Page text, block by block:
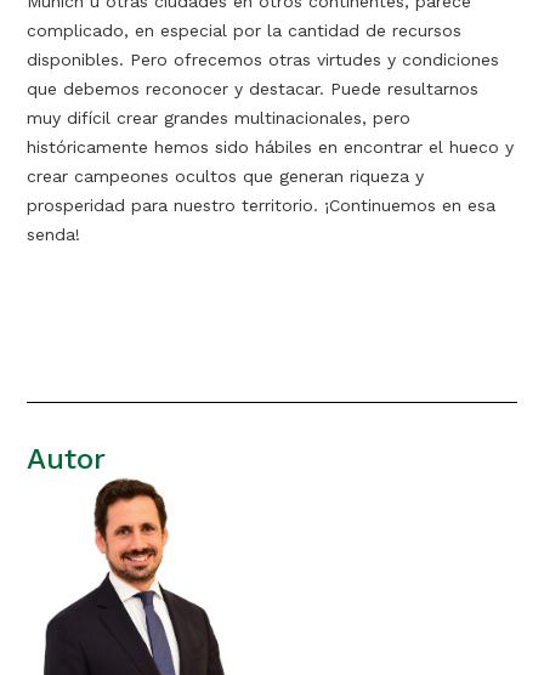
complicado, en especial por la cantidad de recursos
disponibles. Pero ofrecemos otras virtudes y condiciones
que debemos reconocer y destacar. Puede resultarnos
muy difícil crear grandes multinacionales, pero
históricamente hemos sido hábiles en encontrar el hueco y
crear campeones ocultos que generan riqueza y
prosperidad para nuestro territorio. ¡Continuemos en esa
senda!
Autor